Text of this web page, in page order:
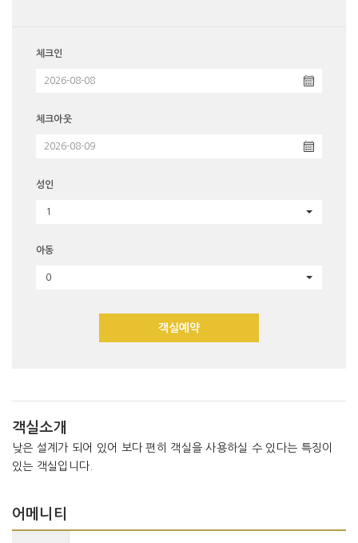
체크인
체크아웃
성인
1
아동
0
객실예약
객실소개
낮은 설계가 되어 있어 보다 편히 객실을 사용하실 수 있다는 특징이
있는 객실입니다.
어메니티